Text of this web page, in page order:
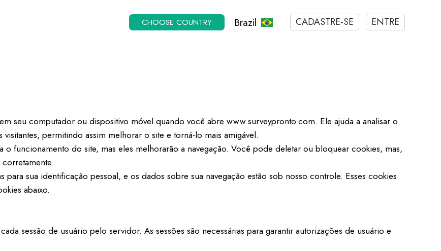
CHOOSE COUNTRY Brazil CADASTRE-SE ENTRE
seu computador ou dispositivo móvel quando você abre www.surveypronto.com. Ele ajuda a analisar o
permitindo assim melhorar o site e torná-lo mais amigável.
o funcionamento do site, mas eles melhorarão a navegação. Você pode deletar ou bloquear cookies, mas,
sua identificação pessoal, e os dados sobre sua navegação estão sob nosso controle. Esses cookies
abaixo.
sessão de usuário pelo servidor. As sessões são necessárias para garantir autorizações de usuário e